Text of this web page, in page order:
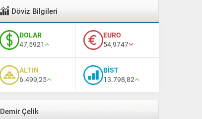
Döviz Bilgileri
DOLAR
47,5921
EURO
54,9747
ALTIN
6.499,25
BİST
13.798,82
Demir Çelik